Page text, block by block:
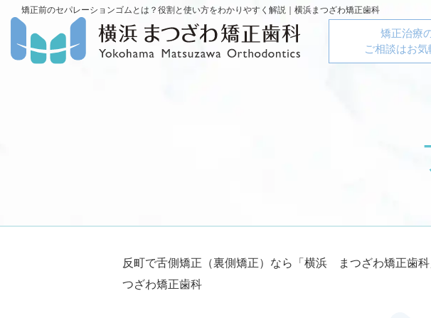
矯正前のセパレーションゴムとは？役割と使い方をわかりやすく解説｜横浜まつざわ矯正歯科
矯正治療
ご相談はお気
反町で舌側矯正（裏側矯正）なら「横浜 まつざわ矯正歯科
つざわ矯正歯科